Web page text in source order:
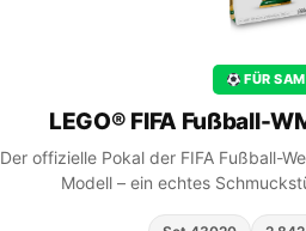
FÜR
LEGO® FIFA Fußball-
Der offizielle Pokal der FIFA Fußball-
Modell – ein echtes